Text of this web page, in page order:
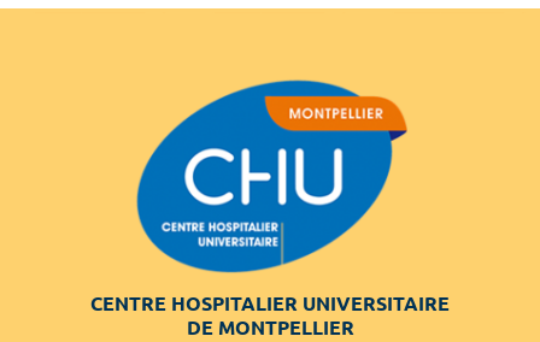
CENTRE HOSPITALIER UNIVERSITAIRE
DE MONTPELLIER